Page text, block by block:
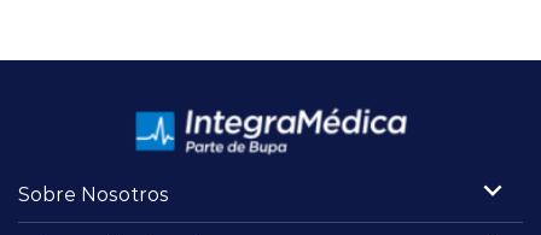
Reserva de Horas
Mi Portal Bupa
Sobre Nosotros